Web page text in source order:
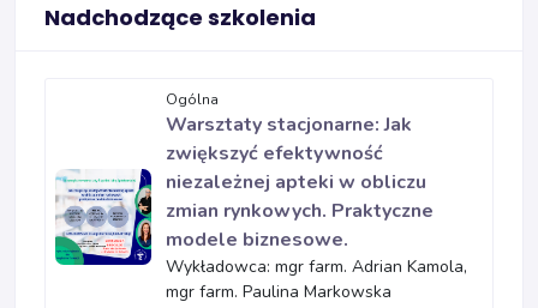
Nadchodzące szkolenia
Ogólna
Warsztaty stacjonarne: Jak
zwiększyć efektywność
niezależnej apteki w obliczu
zmian rynkowych. Praktyczne
modele biznesowe.
Wykładowca: mgr farm. Adrian Kamola,
mgr farm. Paulina Markowska